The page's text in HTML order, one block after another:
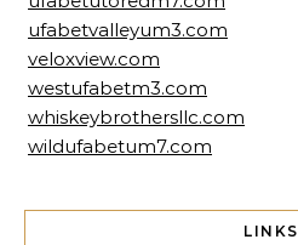
ufabetvalleyum3.com
veloxview.com
westufabetm3.com
whiskeybrothersllc.com
wildufabetum7.com
LINKS